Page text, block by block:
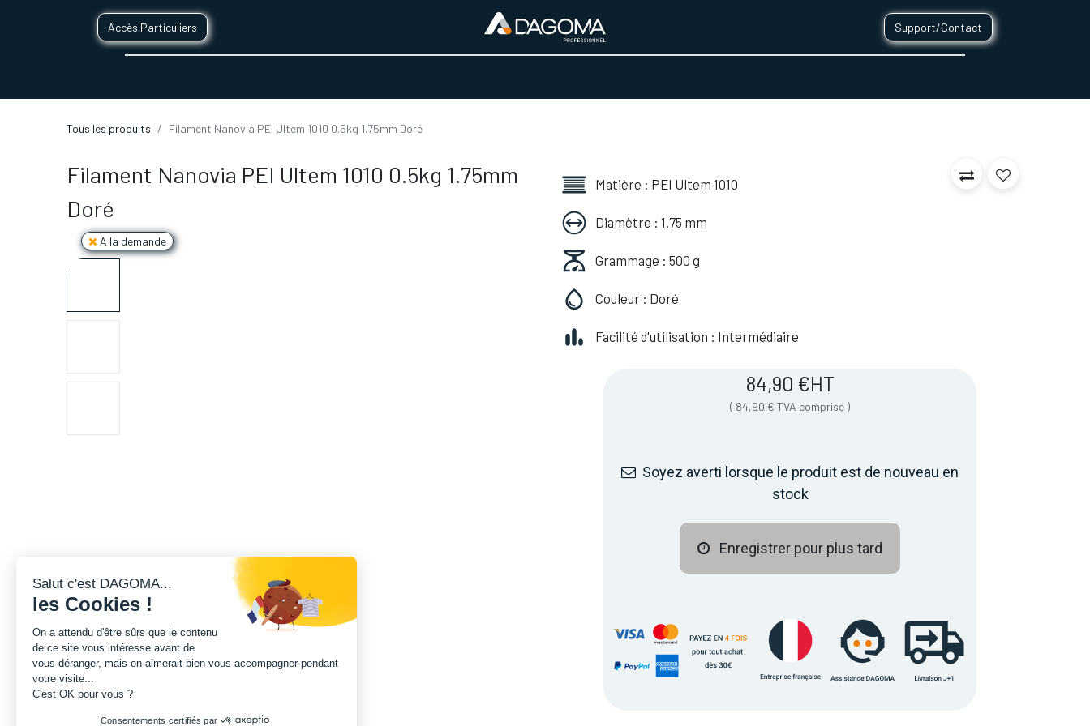
Accès Particuliers Support/Contact
Tous les produits Filament Nanovia PEI Ultem 1010 0.5kg 1.75mm Doré
Filament Nanovia PEI Ultem 1010 0.5kg 1.75mm
Doré
A la demande
Matière : PEI Ultem 1010
Diamètre : 1.75 mm
Grammage : 500 g
Couleur : Doré
Facilité d'utilisation : Intermédiaire
84,90 €HT
( 84,90 € TVA comprise )
Soyez averti lorsque le produit est de nouveau en
stock
Enregistrer pour plus tard
Salut c'est DAGOMA...
les Cookies !
On a attendu d'être sûrs que le contenu
de ce site vous intéresse avant de
vous déranger, mais on aimerait bien vous accompagner pendant
votre visite...
C'est OK pour vous ?
Consentements certifiés par